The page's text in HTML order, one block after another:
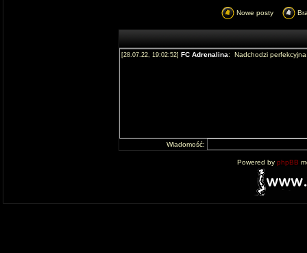
Nowe posty
Wiadomość:
Powered by phpBB